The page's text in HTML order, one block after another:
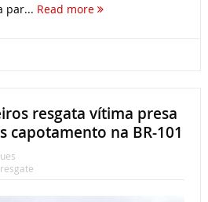
par... Read more
resgata vítima presa
capotamento na BR-101
resgate